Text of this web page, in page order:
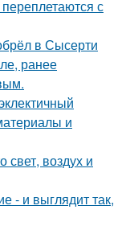
с
в Сысерти
ранее
и
свет, воздух и
- и выглядит так,